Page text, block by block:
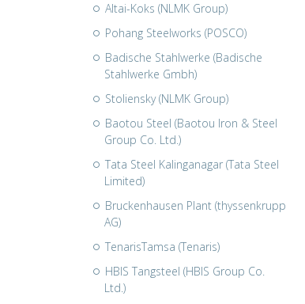
Altai-Koks (NLMK Group)
Pohang Steelworks (POSCO)
Badische Stahlwerke (Badische
Stahlwerke Gmbh)
Stoliensky (NLMK Group)
Baotou Steel (Baotou Iron & Steel
Group Co. Ltd.)
Tata Steel Kalinganagar (Tata Steel
Limited)
Bruckenhausen Plant (thyssenkrupp
AG)
TenarisTamsa (Tenaris)
HBIS Tangsteel (HBIS Group Co.
Ltd.)